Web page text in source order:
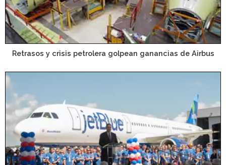
Retrasos y crisis petrolera golpean ganancias de Airbus